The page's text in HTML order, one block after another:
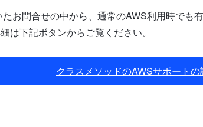
お問合せの中から、通常のAWS利用時で
は下記ボタンからご覧ください。
クラスメソッドのAWSサポートの